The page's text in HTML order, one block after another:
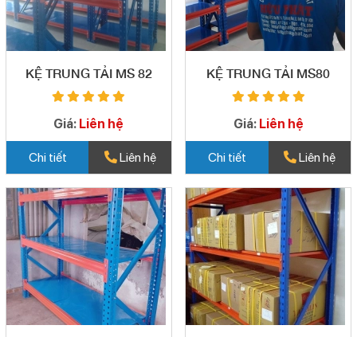
KỆ TRUNG TẢI MS 82
Giá: Liên hệ
Chi tiết Liên hệ
KỆ TRUNG TẢI MS80
Giá: Liên hệ
Chi tiết Liên hệ